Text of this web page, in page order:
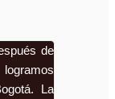
de
La